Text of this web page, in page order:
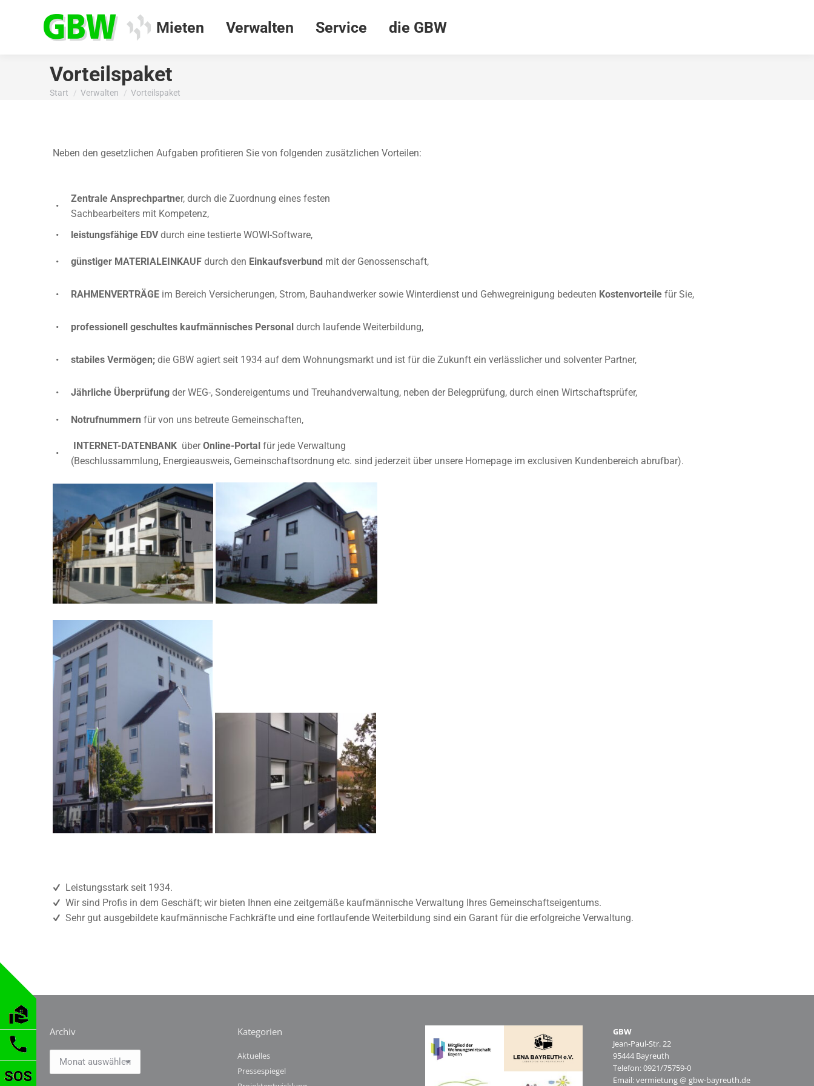
Mieten Verwalten Service die GBW
Vorteilspaket
Sie befinden sich hier:
Start Verwalten Vorteilspaket
Neben den gesetzlichen Aufgaben profitieren Sie von folgenden zusätzlichen Vorteilen:
•
Zentrale Ansprechpartner, durch die Zuordnung eines festen
Sachbearbeiters mit Kompetenz,
•
leistungsfähige EDVdurch eine testierte WOWI-Software,
• günstiger MATERIALEINKAUF durch den Einkaufsverbund mit der Genossenschaft,
• RAHMENVERTRÄGE im Bereich Versicherungen, Strom, Bauhandwerker sowie Winterdienst und Gehwegreinigung bedeuten Kostenvorteile für Sie,
• professionell geschultes kaufmännisches Personal durch laufende Weiterbildung,
• stabiles Vermögen; die GBW agiert seit 1934 auf dem Wohnungsmarkt und ist für die Zukunft ein verlässlicher und solventer Partner,
• Jährliche Überprüfung der WEG-, Sondereigentums und Treuhandverwaltung, neben der Belegprüfung, durch einen Wirtschaftsprüfer,
• Notrufnummern für von uns betreute Gemeinschaften,
•
INTERNET-DATENBANK überOnline-Portal für jede Verwaltung
(Beschlussammlung, Energieausweis, Gemeinschaftsordnung etc. sind jederzeit über unsere Homepage im exclusiven Kundenbereich abrufbar).
Leistungsstark seit 1934.
Wir sind Profis in dem Geschäft; wir bieten Ihnen eine zeitgemäße kaufmännische Verwaltung Ihres Gemeinschaftseigentums.
Sehr gut ausgebildete kaufmännische Fachkräfte und eine fortlaufende Weiterbildung sind ein Garant für die erfolgreiche Verwaltung.
Archiv Kategorien
Aktuelles
Pressespiegel
GBW
Jean-Paul-Str. 22
95444 Bayreuth
Telefon: 0921/75759-0
Email: vermietung @ gbw-bayreuth.de